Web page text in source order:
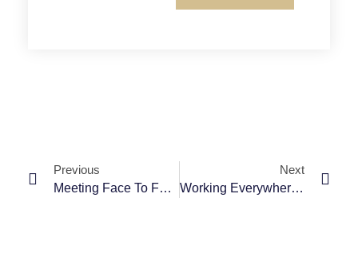
Previous
Meeting Face To Face Is The First Step To Success.
Next
Working Everywhere. Any Time. Any Place.